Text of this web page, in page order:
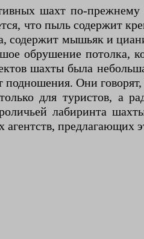
шахт по-
что пыль содержит
содержит мышьяк и
обрушение потолка,
шахты была
Они
для туристов, а
лабиринта
агентств,